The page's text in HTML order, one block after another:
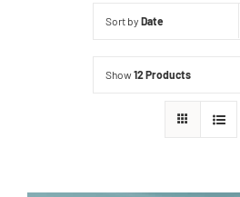
Sort by Date
Show12 Products